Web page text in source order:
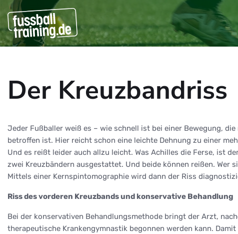
Der Kreuzbandriss
Jeder Fußballer weiß es – wie schnell ist bei einer Bewegung,
betroffen ist. Hier reicht schon eine leichte Dehnung zu einer
Und es reißt leider auch allzu leicht. Was Achilles die Ferse, ist
zwei Kreuzbändern ausgestattet. Und beide können reißen. Wer
Mittels einer Kernspintomographie wird dann der Riss
Riss des vorderen Kreuzbands und konservative Behandlung
Bei der konservativen Behandlungsmethode bringt der Arzt,
therapeutische Krankengymnastik begonnen werden kann.